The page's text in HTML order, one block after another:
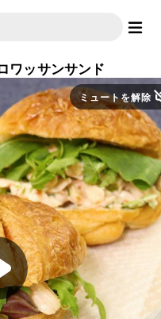
ワッサンサンド
ミュートを解除